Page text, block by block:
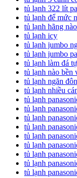
tủ lạnh 322 lít
tủ lạnh để mức
tủ lạnh hãng
tủ lạnh icy
tủ lạnh jumbo
tủ lạnh jumbo
tủ lạnh làm đá
tủ lạnh nào bền
tủ lạnh ngăn
tủ lạnh nhiều
tủ lạnh
tủ lạnh
tủ lạnh
tủ lạnh
tủ lạnh
tủ lạnh
tủ lạnh
tủ lạnh
tủ lạnh